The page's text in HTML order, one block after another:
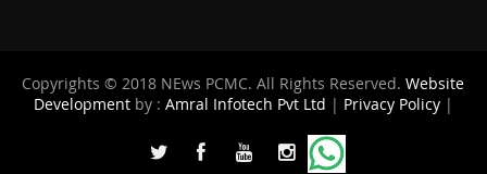
Copyrights © 2018 NEws PCMC. All Rights Reserved.Website
Developmentby : Amral Infotech Pvt Ltd | Privacy Policy|